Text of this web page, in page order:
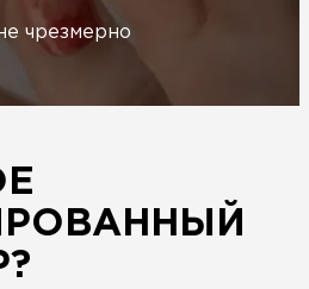
чрезмерно